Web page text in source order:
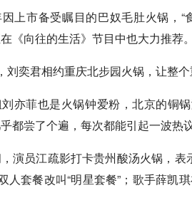
上市备受瞩目的巴奴毛肚火锅，
《向往的生活》节目中也大力推荐
刘奕君相约重庆北步园火锅，让整个
亦菲也是火锅钟爱粉，北京的铜
都尝了个遍，每次都能引起一波热议
演员江疏影打卡贵州酸汤火锅，
人套餐改叫“明星套餐”；歌手薛凯